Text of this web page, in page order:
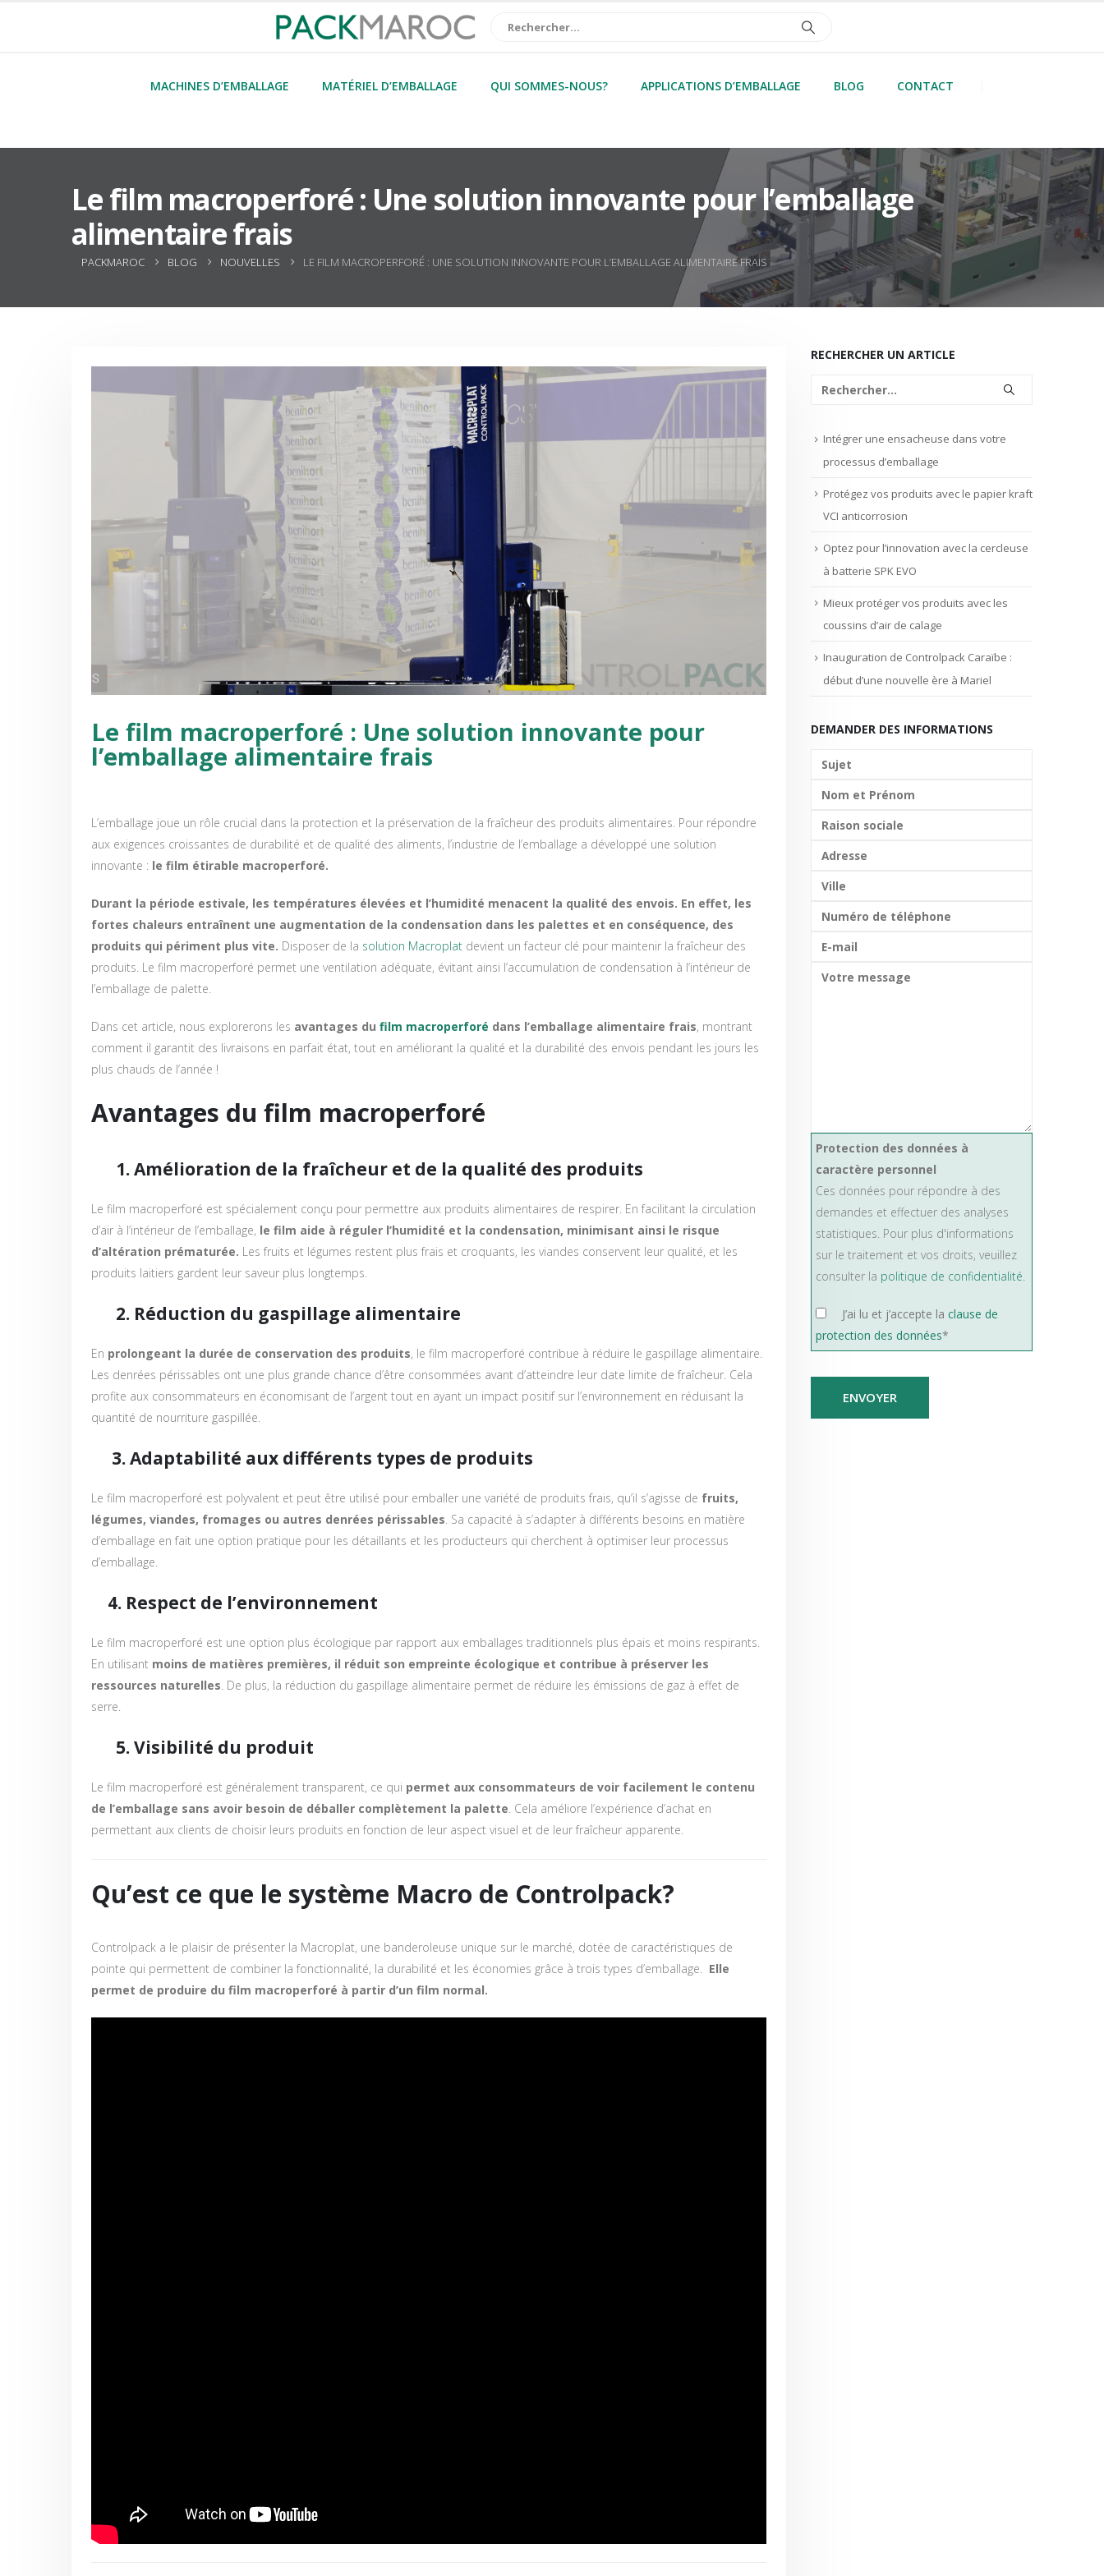
MACHINES D’EMBALLAGE MATÉRIEL D’EMBALLAGE QUI SOMMES-NOUS? APPLICATIONS D’EMBALLAGE BLOG CONTACT
Le film macroperforé : Une solution innovante pour l’emballage
alimentaire frais
PACKMAROC BLOG NOUVELLES LE FILM MACROPERFORÉ : UNE SOLUTION INNOVANTE POUR L’EMBALLAGE ALIMENTAIRE FRAIS
Le film macroperforé : Une solution innovante pour
l’emballage alimentaire frais
L’emballage joue un rôle crucial dans la protection et la préservation de la fraîcheur des produits alimentaires. Pour répondre
aux exigences croissantes de durabilité et de qualité des aliments, l’industrie de l’emballage a développé une solution
innovante : le film étirable macroperforé.
Durant la période estivale, les températures élevées et l’humidité menacent la qualité des envois. En effet, les
fortes chaleurs entraînent une augmentation de la condensation dans les palettes et en conséquence, des
produits qui périment plus vite. Disposer de la solution Macroplat devient un facteur clé pour maintenir la fraîcheur des
produits. Le film macroperforé permet une ventilation adéquate, évitant ainsi l’accumulation de condensation à l’intérieur de
l’emballage de palette.
Dans cet article, nous explorerons les avantages du film macroperforé dans l’emballage alimentaire frais, montrant
comment il garantit des livraisons en parfait état, tout en améliorant la qualité et la durabilité des envois pendant les jours les
plus chauds de l’année !
Avantages du film macroperforé
1. Amélioration de la fraîcheur et de la qualité des produits
Le film macroperforé est spécialement conçu pour permettre aux produits alimentaires de respirer. En facilitant la circulation
d’air à l’intérieur de l’emballage, le film aide à réguler l’humidité et la condensation, minimisant ainsi le risque
d’altération prématurée. Les fruits et légumes restent plus frais et croquants, les viandes conservent leur qualité, et les
produits laitiers gardent leur saveur plus longtemps.
2. Réduction du gaspillage alimentaire
En prolongeant la durée de conservation des produits, le film macroperforé contribue à réduire le gaspillage alimentaire.
Les denrées périssables ont une plus grande chance d’être consommées avant d’atteindre leur date limite de fraîcheur. Cela
profite aux consommateurs en économisant de l’argent tout en ayant un impact positif sur l’environnement en réduisant la
quantité de nourriture gaspillée.
3. Adaptabilité aux différents types de produits
Le film macroperforé est polyvalent et peut être utilisé pour emballer une variété de produits frais, qu’il s’agisse de fruits,
légumes, viandes, fromages ou autres denrées périssables. Sa capacité à s’adapter à différents besoins en matière
d’emballage en fait une option pratique pour les détaillants et les producteurs qui cherchent à optimiser leur processus
d’emballage.
4. Respect de l’environnement
Le film macroperforé est une option plus écologique par rapport aux emballages traditionnels plus épais et moins respirants.
En utilisant moins de matières premières, il réduit son empreinte écologique et contribue à préserver les
ressources naturelles. De plus, la réduction du gaspillage alimentaire permet de réduire les émissions de gaz à effet de
serre.
5. Visibilité du produit
Le film macroperforé est généralement transparent, ce qui permet aux consommateurs de voir facilement le contenu
de l’emballage sans avoir besoin de déballer complètement la palette. Cela améliore l’expérience d’achat en
permettant aux clients de choisir leurs produits en fonction de leur aspect visuel et de leur fraîcheur apparente.
Qu’est ce que le système Macro de Controlpack?
Controlpack a le plaisir de présenter la Macroplat, une banderoleuse unique sur le marché, dotée de caractéristiques de
pointe qui permettent de combiner la fonctionnalité, la durabilité et les économies grâce à trois types d’emballage. Elle
permet de produire du film macroperforé à partir d’un film normal.
RECHERCHER UN ARTICLE
Intégrer une ensacheuse dans votre
processus d’emballage
Protégez vos produits avec le papier kraft
VCI anticorrosion
Optez pour l’innovation avec la cercleuse
à batterie SPK EVO
Mieux protéger vos produits avec les
coussins d’air de calage
Inauguration de Controlpack Caraïbe :
début d’une nouvelle ère à Mariel
DEMANDER DES INFORMATIONS
Protection des données à
caractère personnel
Ces données pour répondre à des
demandes et effectuer des analyses
statistiques. Pour plus d'informations
sur le traitement et vos droits, veuillez
consulter la politique de confidentialité.
J’ai lu et j’accepte la clause de
protection des données*